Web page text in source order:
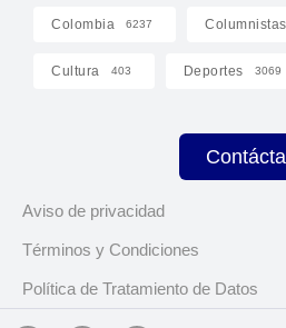
Colombia 6237 Columnistas
Cultura 403 Deportes 3069
Aviso de privacidad
Términos y Condiciones
Política de Tratamiento de Datos